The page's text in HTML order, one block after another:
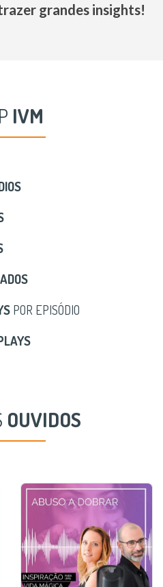
grandes insights!
IVM
POR EPISÓDIO
OUVIDOS